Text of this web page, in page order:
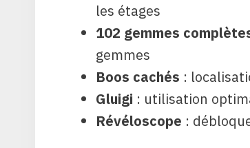
les étages
102 gemmes
gemmes
Boos cachés :
Gluigi : utilisation
Révéloscope :